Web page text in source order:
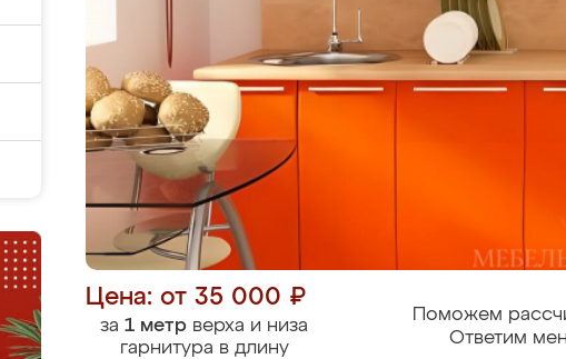
Цена: от 35 000 ₽
за 1 метр верха и низа
гарнитура в длину
Поможем
Ответим